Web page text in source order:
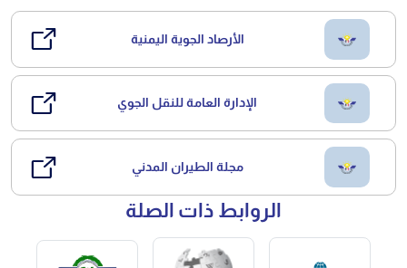
الأرصاد الجوية اليمنية
الإدارة العامة للنقل الجوي
مجلة الطيران المدني
الروابط ذات الصلة